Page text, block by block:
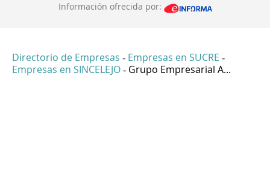
Información ofrecida por:
Directorio de Empresas - Empresas en SUCRE -
Empresas en SINCELEJO - Grupo Empresarial A...